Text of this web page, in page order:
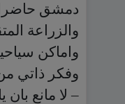
دمشق حاضرا
والزراعة
واماكن
وفكر ذاتي
– لا مانع